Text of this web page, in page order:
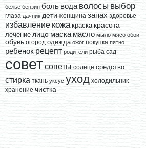
белье бензин боль вода волосы выбор
глаза дачник дети женщина запах здоровье
избавление кожа краска красота
лечение лицо маска масло мыло мясо обои
обувь огород одежда ожог покупка пятно
ребенок рецепт родители рыба сад
советсоветы солнце средство
стирка ткань уксус уход холодильник
хранение чистка